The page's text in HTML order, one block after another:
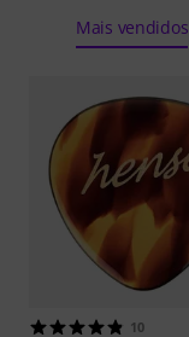
Mais vendidos
10